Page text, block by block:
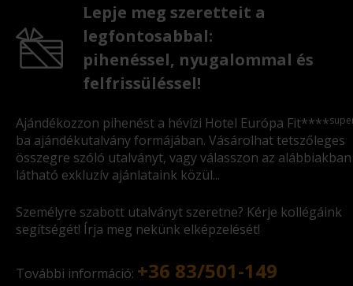
Lepje meg szeretteit a
legfontosabbal:
pihenéssel, nyugalommal és
felfrissüléssel!
Ajándékozzon pihenést a hévízi Hotel Európa Fit****
ba ajándékutalvány formájában. Vásárolhat tetszőleges
összegre szóló utalványt, vagy válasszon az alábbiakban
látható exkluzív ajánlataink közül...
Személyre szabott utalványt szeretne? Kérje kollégáink
segítségét! Írja meg nekünk elképzelését!
További információ: +36 83/501-149